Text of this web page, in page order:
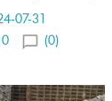
07-31
(0)